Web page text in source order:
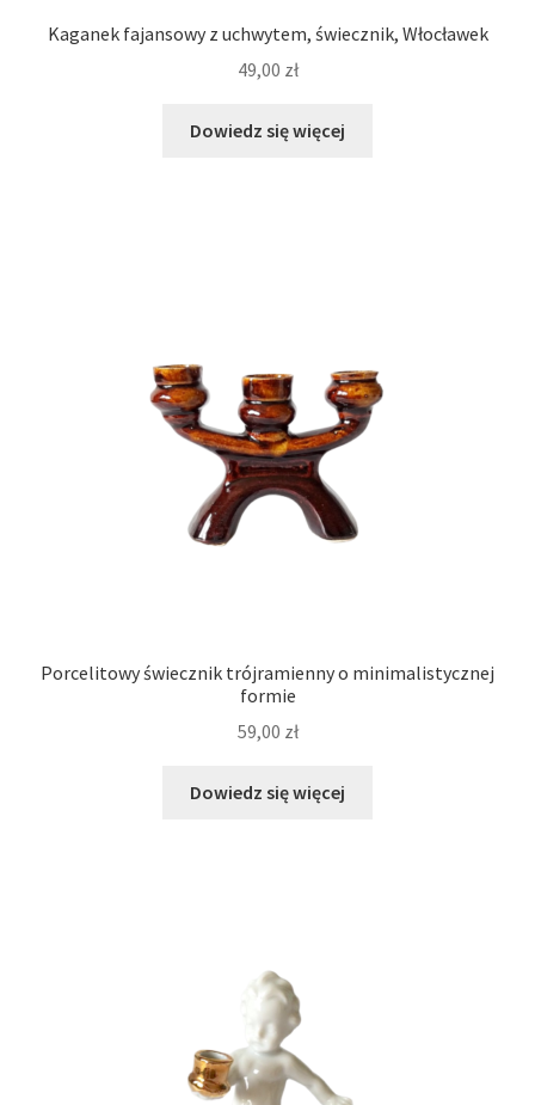
Kaganek fajansowy z uchwytem, świecznik, Włocławek
49,00 zł
Dowiedz się więcej
Porcelitowy świecznik trójramienny o minimalistycznej
formie
59,00 zł
Dowiedz się więcej